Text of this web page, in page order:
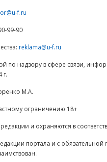
f.ru
99-90
reklama@u-f.ru
надзору в сфере связи,
г.
М.А.
ограничению 18+
и охраняются в
портала и с